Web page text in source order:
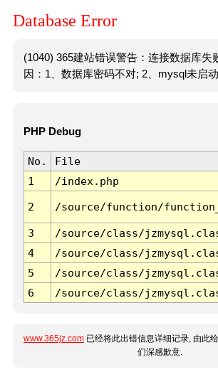
Database Error
(1040) 365建站错误警告：连接数据库失
因：1、数据库密码不对; 2、mysql未启动
PHP Debug
No. File
1
/index.php
2 /source/function/
3 /source/class/
4
/source/class/
5
/source/class/
6
/source/class/
www.365jz.com 已经将此出错信息详细记录, 由此
们深感歉意.